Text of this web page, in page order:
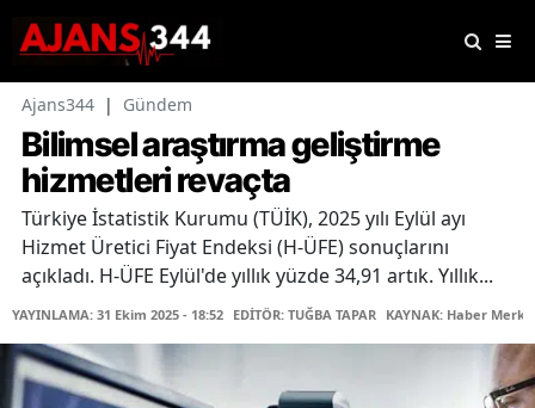
Ajans344 | Gündem
Bilimsel araştırma geliştirme
hizmetleri revaçta
Türkiye İstatistik Kurumu (TÜİK), 2025 yılı Eylül ayı
Hizmet Üretici Fiyat Endeksi (H-ÜFE) sonuçlarını
açıkladı. H-ÜFE Eylül'de yıllık yüzde 34,91 artık. Yıllık...
YAYINLAMA: 31 Ekim 2025 - 18:52 EDİTÖR: TUĞBA TAPAR KAYNAK: Haber